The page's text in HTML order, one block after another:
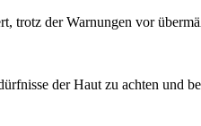
trotz der Warnungen vor
der Haut zu achten und